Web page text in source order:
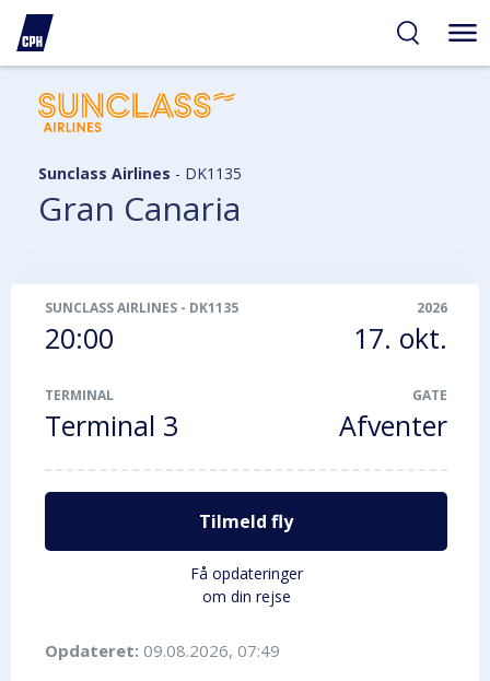
Sunclass Airlines - DK1135
Gran Canaria
SUNCLASS AIRLINES - DK1135
20:00
2026
17. okt.
TERMINAL
Terminal 3
GATE
Afventer
Tilmeld fly
Få opdateringer
om din rejse
Opdateret: 09.08.2026, 07:49